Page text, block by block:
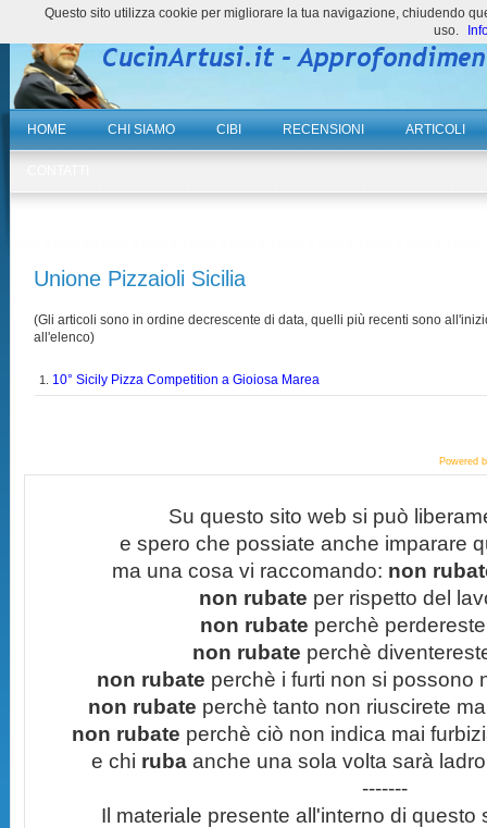
HOME CHI SIAMO CIBI RECENSIONI ARTICOLI
Unione Pizzaioli Sicilia
(Gli articoli sono in ordine decrescente di data, quelli più recenti sono
all'elenco)
1. 10° Sicily Pizza Competition a Gioiosa Marea
Powered
Su questo sito web si può
e spero che possiate anche imparare
ma una cosa vi raccomando: non
non rubate per rispetto del
non rubate perchè
non rubate perchè
non rubate perchè i furti non si possono
non rubate perchè tanto non riuscirete
non rubate perchè ciò non indica mai
e chi ruba anche una sola volta sarà
-------
Il materiale presente all'interno di questo
Questo sito utilizza cookie per migliorare la tua navigazione, chiudendo
uso.